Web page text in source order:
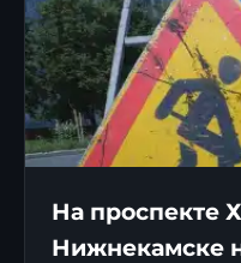
На проспекте
Нижнекамске